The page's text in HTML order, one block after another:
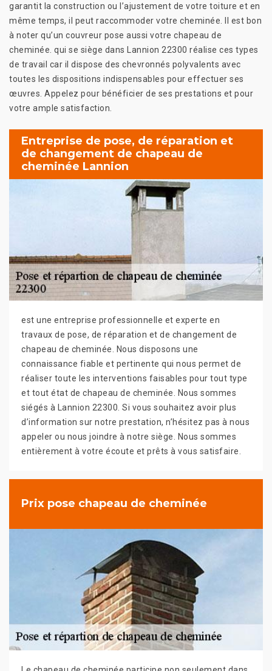
garantit la construction ou l’ajustement de votre toiture et en
même temps, il peut raccommoder votre cheminée. Il est bon
à noter qu’un couvreur pose aussi votre chapeau de
cheminée. qui se siège dans Lannion 22300 réalise ces types
de travail car il dispose des chevronnés polyvalents avec
toutes les dispositions indispensables pour effectuer ses
œuvres. Appelez pour bénéficier de ses prestations et pour
votre ample satisfaction.
Entreprise de pose, de réparation et
de changement de chapeau de
cheminée Lannion
est une entreprise professionnelle et experte en
travaux de pose, de réparation et de changement de
chapeau de cheminée. Nous disposons une
connaissance fiable et pertinente qui nous permet de
réaliser toute les interventions faisables pour tout type
et tout état de chapeau de cheminée. Nous sommes
siégés à Lannion 22300. Si vous souhaitez avoir plus
d’information sur notre prestation, n’hésitez pas à nous
appeler ou nous joindre à notre siège. Nous sommes
entièrement à votre écoute et prêts à vous satisfaire.
Prix pose chapeau de cheminée